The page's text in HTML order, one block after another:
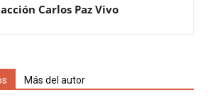
Carlos Paz Vivo
Más del autor